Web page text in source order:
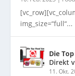
img_size=“full“...
Die
Direkt
11. Okt.